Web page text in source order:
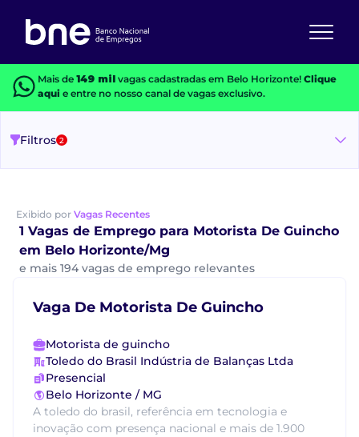
Mais de 149 milvagas cadastradas em Belo Horizonte! Clique
aquie entre no nosso canal de vagas exclusivo.
Filtros 2
Exibido por Vagas Recentes
1 Vagas de Emprego para Motorista De Guincho
em Belo Horizonte/Mg
e mais 194 vagas de emprego relevantes
Vaga De Motorista De Guincho
Motorista de guincho
Toledo do Brasil Indústria de Balanças Ltda
Presencial
Belo Horizonte / MG
A toledo do brasil, referência em tecnologia e
inovação com presença nacional e mais de 1.900